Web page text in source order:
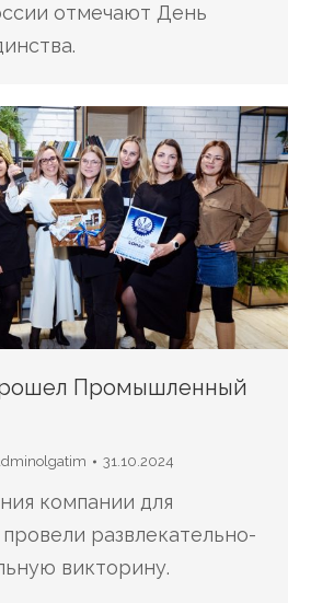
отмечают День
Промышленный
31.10.2024
компании для
развлекательно-
викторину.